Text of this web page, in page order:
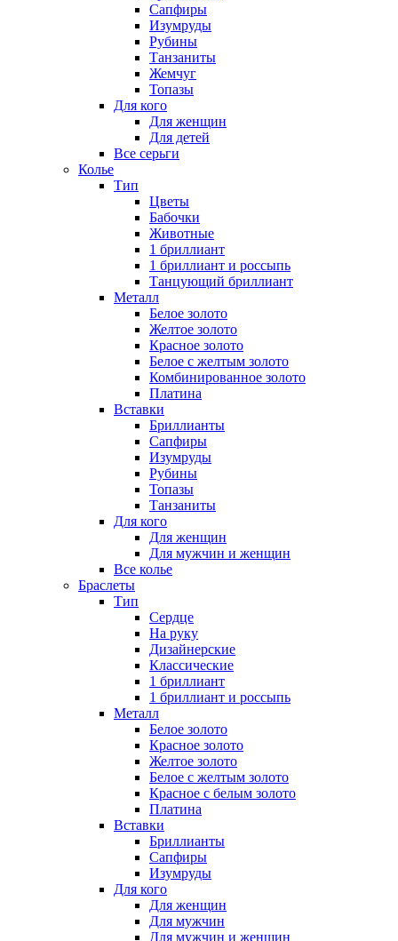
Сапфиры
Изумруды
Рубины
Танзаниты
Жемчуг
Топазы
Для кого
Для женщин
Для детей
Все серьги
Колье
Тип
Цветы
Бабочки
Животные
1 бриллиант
1 бриллиант и россыпь
Танцующий бриллиант
Металл
Белое золото
Желтое золото
Красное золото
Белое с желтым золото
Комбинированное золото
Платина
Вставки
Бриллианты
Сапфиры
Изумруды
Рубины
Топазы
Танзаниты
Для кого
Для женщин
Для мужчин и женщин
Все колье
Браслеты
Тип
Сердце
На руку
Дизайнерские
Классические
1 бриллиант
1 бриллиант и россыпь
Металл
Белое золото
Красное золото
Желтое золото
Белое с желтым золото
Красное с белым золото
Платина
Вставки
Бриллианты
Сапфиры
Изумруды
Для кого
Для женщин
Для мужчин
Для мужчин и женщин